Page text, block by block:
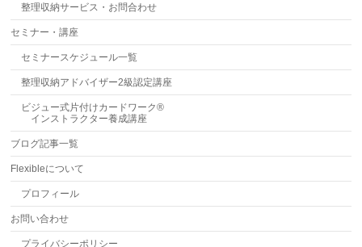
整理収納サービス・お問合わせ
セミナー・講座
セミナースケジュール一覧
整理収納アドバイザー2級認定講座
ビジュー式片付けカードワーク®
インストラクター養成講座
ブログ記事一覧
Flexibleについて
プロフィール
お問い合わせ
プライバシーポリシー